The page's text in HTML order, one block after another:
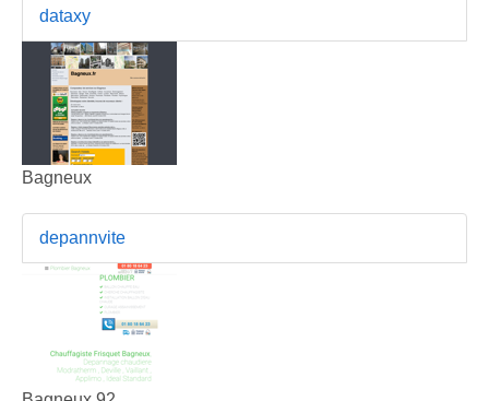
dataxy
Bagneux
depannvite